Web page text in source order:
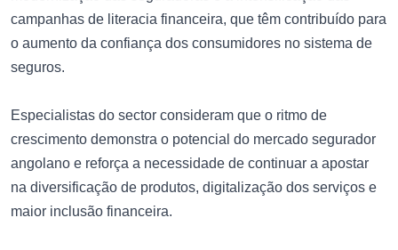
campanhas de literacia financeira, que têm contribuído para
o aumento da confiança dos consumidores no sistema de
seguros.
Especialistas do sector consideram que o ritmo de
crescimento demonstra o potencial do mercado segurador
angolano e reforça a necessidade de continuar a apostar
na diversificação de produtos, digitalização dos serviços e
maior inclusão financeira.